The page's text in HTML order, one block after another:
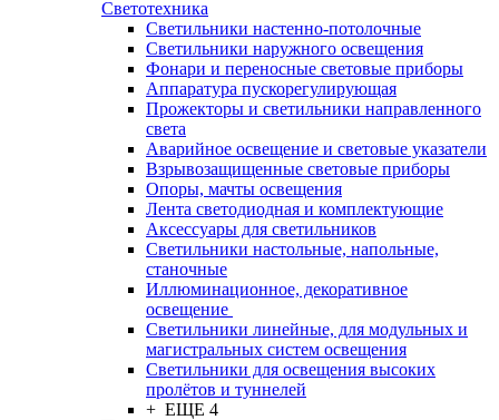
Светотехника
Светильники настенно-потолочные
Светильники наружного освещения
Фонари и переносные световые приборы
Аппаратура пускорегулирующая
Прожекторы и светильники направленного
света
Аварийное освещение и световые указатели
Взрывозащищенные световые приборы
Опоры, мачты освещения
Лента светодиодная и комплектующие
Аксессуары для светильников
Светильники настольные, напольные,
станочные
Иллюминационное, декоративное
освещение
Светильники линейные, для модульных и
магистральных систем освещения
Светильники для освещения высоких
пролётов и туннелей
+ ЕЩЕ 4